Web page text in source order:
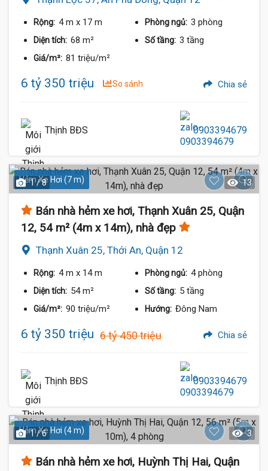
Rộng: 4 m x 17 m Phòng ngủ: 3 phòng
Diện tích: 68 m² Số tầng: 3 tầng
Giá/m²: 81 triệu/m²
6 tỷ 350 triệu So sánh Chia sẻ
Thịnh BĐS 0903394679
Hẻm Xe Hơi (7 m)
1 / 8 13
Bán nhà hẻm xe hơi, Thạnh Xuân 25, Quận
12, 54 m² (4m x 14m), nhà đẹp
Thạnh Xuân 25, Thới An, Quận 12
Rộng: 4 m x 14 m Phòng ngủ: 4 phòng
Diện tích: 54 m² Số tầng: 5 tầng
Giá/m²: 90 triệu/m² Hướng: Đông Nam
6 tỷ 350 triệu 6 tỷ 450 triệu Chia sẻ
Thịnh BĐS 0903394679
Hẻm Xe Hơi (4 m)
1 / 6 3
Bán nhà hẻm xe hơi, Huỳnh Thị Hai, Quận